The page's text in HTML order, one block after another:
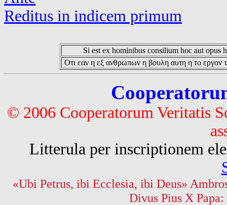
Reditus in indicem primum
Si est ex hominibus consilium hoc aut opus
Οτι εαν η εξ ανθρωπων η βουλη αυτη η το εργον
© 2006 Cooperatorum Veritatis
Litterula per inscriptionem
«Ubi Petrus, ibi Ecclesia, ibi Deus»
Divus Pius X Papa: